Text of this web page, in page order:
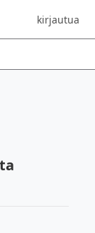
Sign in to
kirjautua